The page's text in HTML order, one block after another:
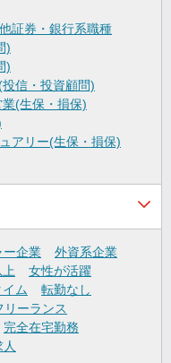
証券・銀行系職種
)
)
信・投資顧問)
(生保・損保)
アリー(生保・損保)
ー企業
外資系企業
上
女性が活躍
ム
転勤なし
リーランス
完全在宅勤務